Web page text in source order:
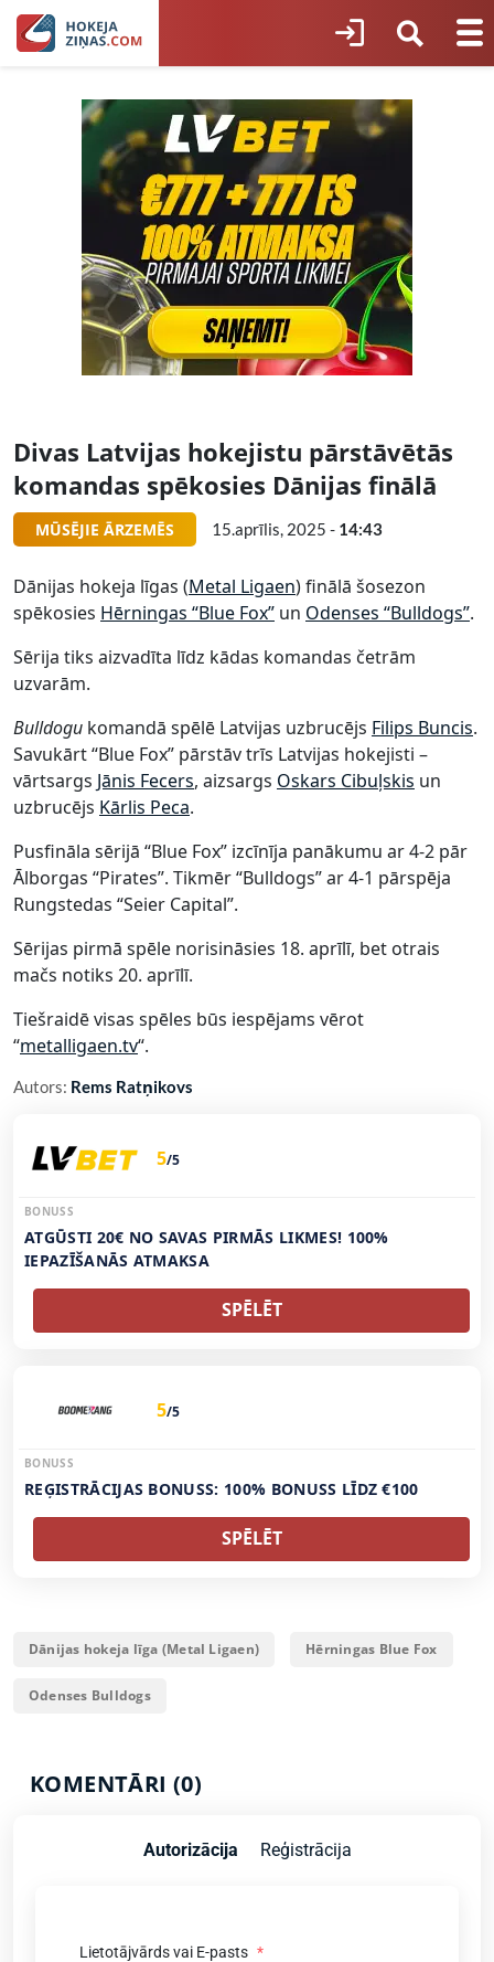
Divas Latvijas hokejistu pārstāvētās
komandas spēkosies Dānijas finālā
MŪSĒJIE ĀRZEMĒS 15.aprīlis, 2025 - 14:43
Dānijas hokeja līgas (Metal Ligaen) finālā šosezon
spēkosies Hērningas “Blue Fox” un Odenses “Bulldogs”.
Sērija tiks aizvadīta līdz kādas komandas četrām
uzvarām.
Bulldogu komandā spēlē Latvijas uzbrucējs Filips Buncis.
Savukārt “Blue Fox” pārstāv trīs Latvijas hokejisti –
vārtsargs Jānis Fecers, aizsargs Oskars Cibuļskis un
uzbrucējs Kārlis Peca.
Pusfināla sērijā “Blue Fox” izcīnīja panākumu ar 4-2 pār
Ālborgas “Pirates”. Tikmēr “Bulldogs” ar 4-1 pārspēja
Rungstedas “Seier Capital”.
Sērijas pirmā spēle norisināsies 18. aprīlī, bet otrais
mačs notiks 20. aprīlī.
Tiešraidē visas spēles būs iespējams vērot
“metalligaen.tv“.
Autors: Rems Ratņikovs
5/5
BONUSS
ATGŪSTI 20€ NO SAVAS PIRMĀS LIKMES! 100%
IEPAZĪŠANĀS ATMAKSA
SPĒLĒT
5/5
BONUSS
REĢISTRĀCIJAS BONUSS: 100% BONUSS LĪDZ €100
SPĒLĒT
Dānijas hokeja līga (Metal Ligaen) Hērningas Blue Fox
Odenses Bulldogs
KOMENTĀRI (0)
Autorizācija Reģistrācija
Lietotājvārds vai E-pasts *